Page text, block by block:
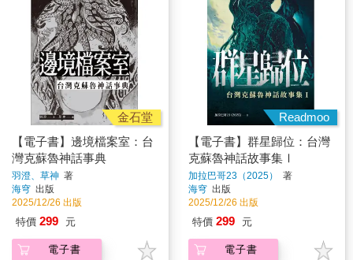
金石堂
【電子書】邊境檔案室：台
灣克蘇魯神話事典
羽澄、草神 著
海穹 出版
2025/12/26 出版
特價 299 元
電子書
Readmoo
【電子書】群星歸位：台灣
克蘇魯神話故事集Ⅰ
加拉巴哥23（2025）
著
海穹 出版
2025/12/26 出版
特價 299 元
電子書